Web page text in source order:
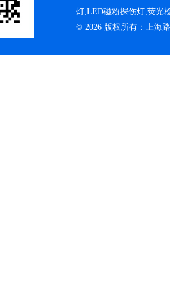
灯,LED磁粉探伤灯,荧光
© 2026 版权所有：上海